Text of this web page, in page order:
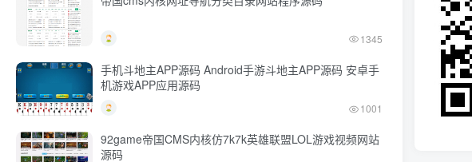
1345
手机斗地主APP源码 Android手游斗地主APP源码 安卓手
机游戏APP应用源码
1001
92game帝国CMS内核仿7k7k英雄联盟LOL游戏视频网站
源码